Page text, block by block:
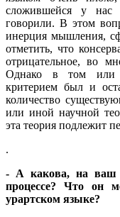
сложившейся у
говорили. В этом
инерция мышления,
отметить, что
отрицательное, во
Однако в том или
критерием был и
количество
или иной научной
эта теория подлежит
.
- А какова, на ваш
процессе? Что он
урартском языке?